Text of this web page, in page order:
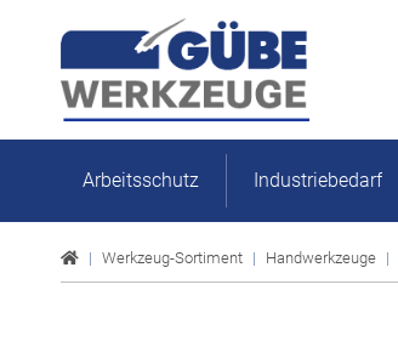
Arbeitsschutz Industriebedarf
Werkzeug-Sortiment Handwerkzeuge